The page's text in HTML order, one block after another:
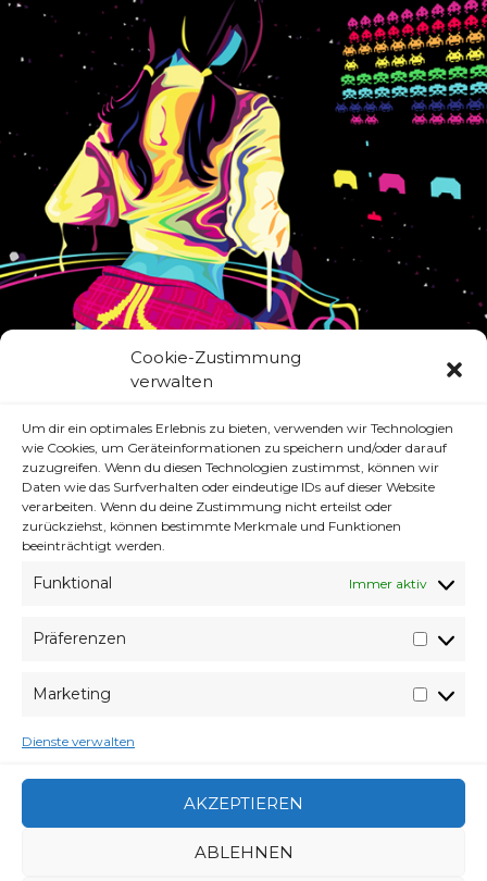
Cookie-Zustimmung
verwalten
Um dir ein optimales Erlebnis zu bieten, verwenden wir Technologien
wie Cookies, um Geräteinformationen zu speichern und/oder darauf
zuzugreifen. Wenn du diesen Technologien zustimmst, können wir
Daten wie das Surfverhalten oder eindeutige IDs auf dieser Website
verarbeiten. Wenn du deine Zustimmung nicht erteilst oder
zurückziehst, können bestimmte Merkmale und Funktionen
beeinträchtigt werden.
Funktional Immer aktiv
Präferenzen
Marketing
Dienste verwalten
AKZEPTIEREN
ABLEHNEN
Zocken, wie man so schön sagt, wird für mich
Alptraum!
mein Rechner ist da.